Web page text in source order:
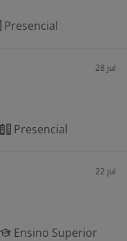
Presencial
28 jul
Presencial
22 jul
Ensino Superior